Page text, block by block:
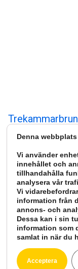
Trekammarbrunn
modernare…
Denna
Vi använder
innehållet och
tillhandahålla
analysera vår
Vi
information från
annons- och
Dessa kan i sin
information som
samlat in när du
Acceptera